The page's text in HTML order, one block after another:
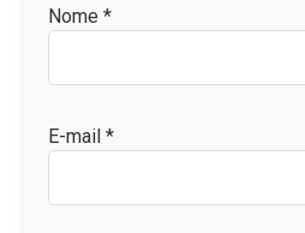
Nome *
E-mail *